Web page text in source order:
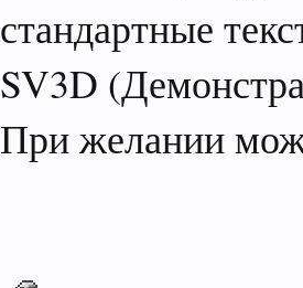
стандартные
SV3D
При желании